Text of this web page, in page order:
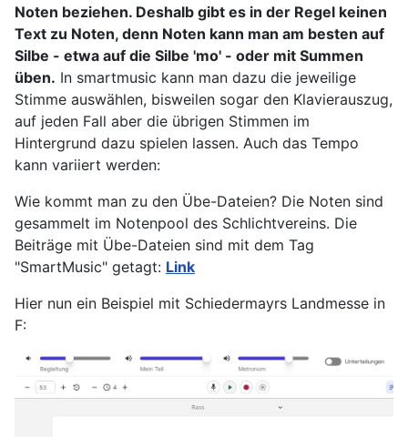
Noten beziehen. Deshalb gibt es in der Regel keinen
Text zu Noten, denn Noten kann man am besten auf
Silbe - etwa auf die Silbe 'mo' - oder mit Summen
üben. In smartmusic kann man dazu die jeweilige
Stimme auswählen, bisweilen sogar den Klavierauszug,
auf jeden Fall aber die übrigen Stimmen im
Hintergrund dazu spielen lassen. Auch das Tempo
kann variiert werden:
Wie kommt man zu den Übe-Dateien? Die Noten sind
gesammelt im Notenpool des Schlichtvereins. Die
Beiträge mit Übe-Dateien sind mit dem Tag
"SmartMusic" getagt: Link
Hier nun ein Beispiel mit Schiedermayrs Landmesse in
F: